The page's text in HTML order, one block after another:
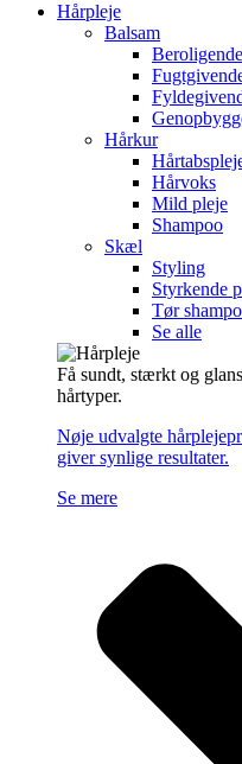
Hårpleje
Balsam
Hårkur
Hårvoks
Mild pleje
Shampoo
Skæl
Styling
Styrkende
Tør
Se alle
Få sundt, stærkt og
hårtyper.
Nøje udvalgte
giver synlige resultater.
Se mere